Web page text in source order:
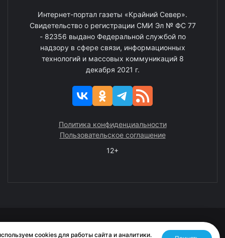
Интернет-портал газеты «Крайний Север».
Свидетельство о регистрации СМИ Эл № ФС 77
- 82356 выдано Федеральной службой по
надзору в сфере связи, информационных
технологий и массовых коммуникаций 8
декабря 2021 г.
Политика конфиденциальности
Пользовательское соглашение
12+
cookies для работы сайта и аналитики.